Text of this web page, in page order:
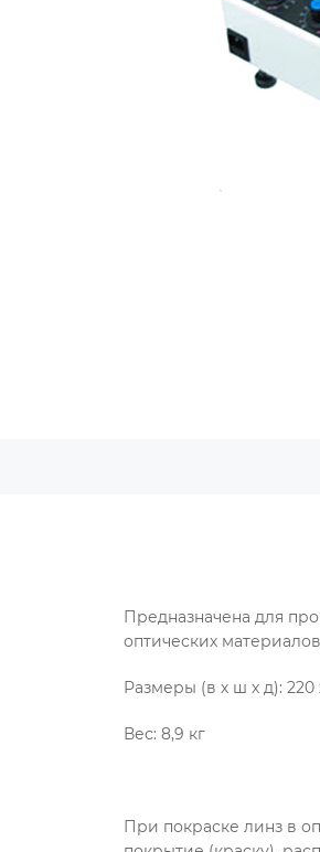
Предназначена для
оптических
Размеры (в х ш х д): 220
Вес: 8,9 кг
При покраске линз в